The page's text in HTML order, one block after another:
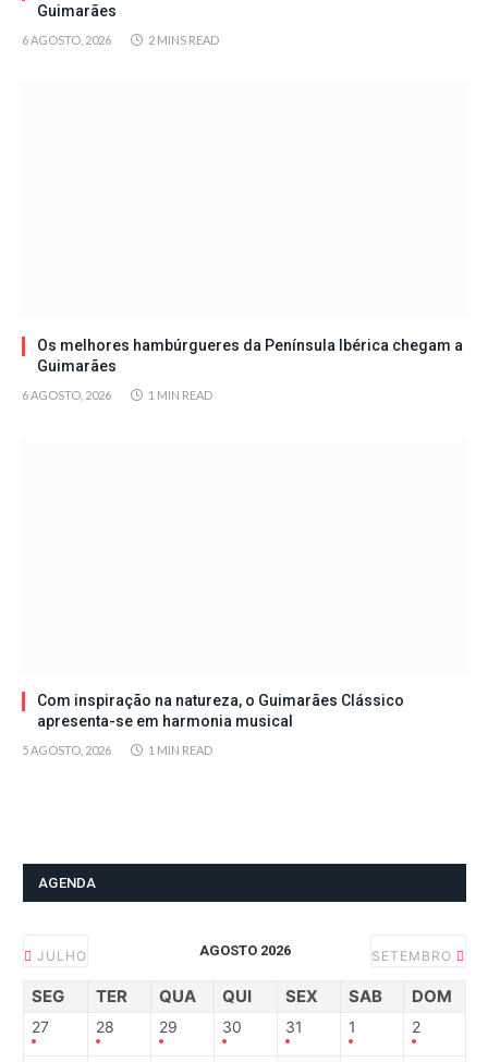
Guimarães
6 AGOSTO, 2026 2 MINS READ
Os melhores hambúrgueres da Península Ibérica chegam a
Guimarães
6 AGOSTO, 2026 1 MIN READ
Com inspiração na natureza, o Guimarães Clássico
apresenta-se em harmonia musical
5 AGOSTO, 2026 1 MIN READ
AGENDA
JULHO AGOSTO 2026 SETEMBRO
SEG TER QUA QUI SEX SAB DOM
27 28 29 30 31 1 2